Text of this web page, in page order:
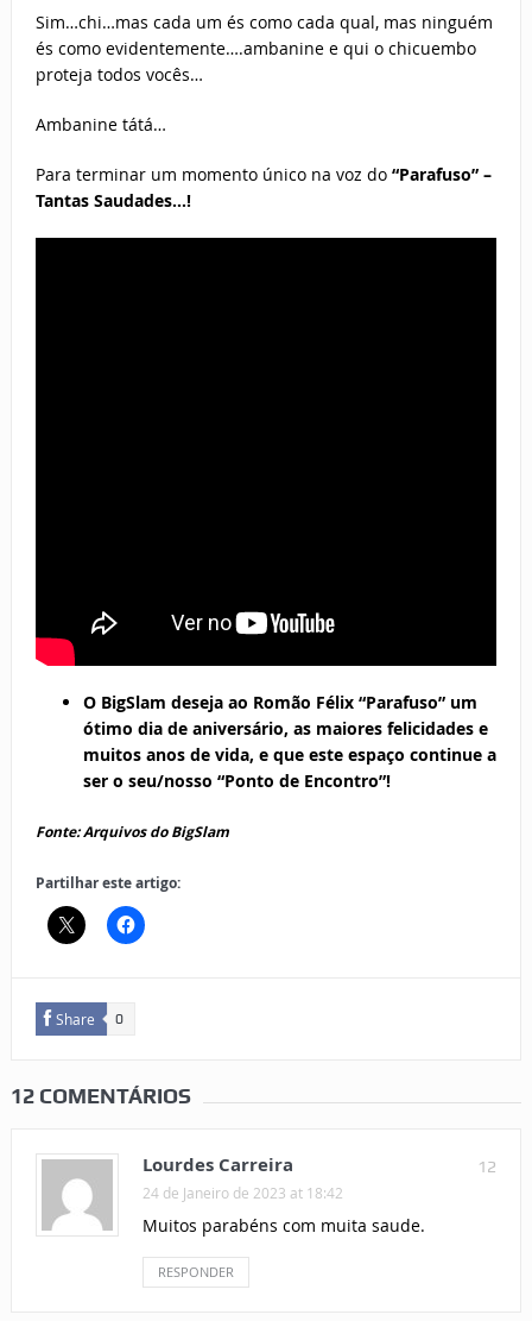
Sim…chi…mas cada um és como cada qual, mas ninguém
és como evidentemente….ambanine e qui o chicuembo
proteja todos vocês…
Ambanine tátá…
Para terminar um momento único na voz do “Parafuso” –
Tantas Saudades…!
O BigSlam deseja ao Romão Félix “Parafuso” um
ótimo dia de aniversário, as maiores felicidades e
muitos anos de vida, e que este espaço continue a
ser o seu/nosso “Ponto de Encontro”!
Fonte: Arquivos do BigSlam
Partilhar este artigo:
Share 0
12 COMENTÁRIOS
12
Lourdes Carreira
24 de Janeiro de 2023 at 18:42
Muitos parabéns com muita saude.
RESPONDER